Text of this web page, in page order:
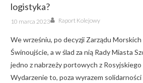
logistyka?
Posted
on
10 marca 2023 Author
Raport Kolejowy
We wrześniu, po decyzji Zarządu
Świnoujście, a w ślad za nią Rady Miasta
jedno z nabrzeży portowych z Rosyjskiego
Wydarzenie to, poza wyrazem solidarności